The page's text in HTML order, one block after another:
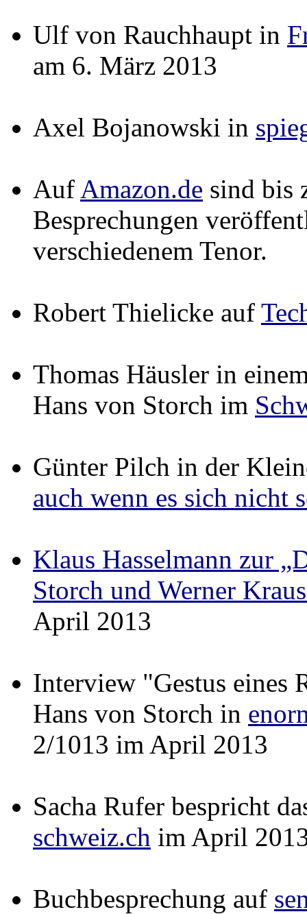
Ulf von Rauchhaupt in
am 6. März 2013
Axel Bojanowski in
Auf Amazon.de sind bis
Besprechungen
verschiedenem Tenor.
Robert Thielicke auf
Thomas Häusler in
Hans von Storch im
Günter Pilch in der
auch wenn es sich nicht
Klaus Hasselmann zur
Storch und Werner
April 2013
Interview "Gestus eines
Hans von Storch in
2/1013 im April 2013
Sacha Rufer bespricht
schweiz.ch im April
Buchbesprechung auf